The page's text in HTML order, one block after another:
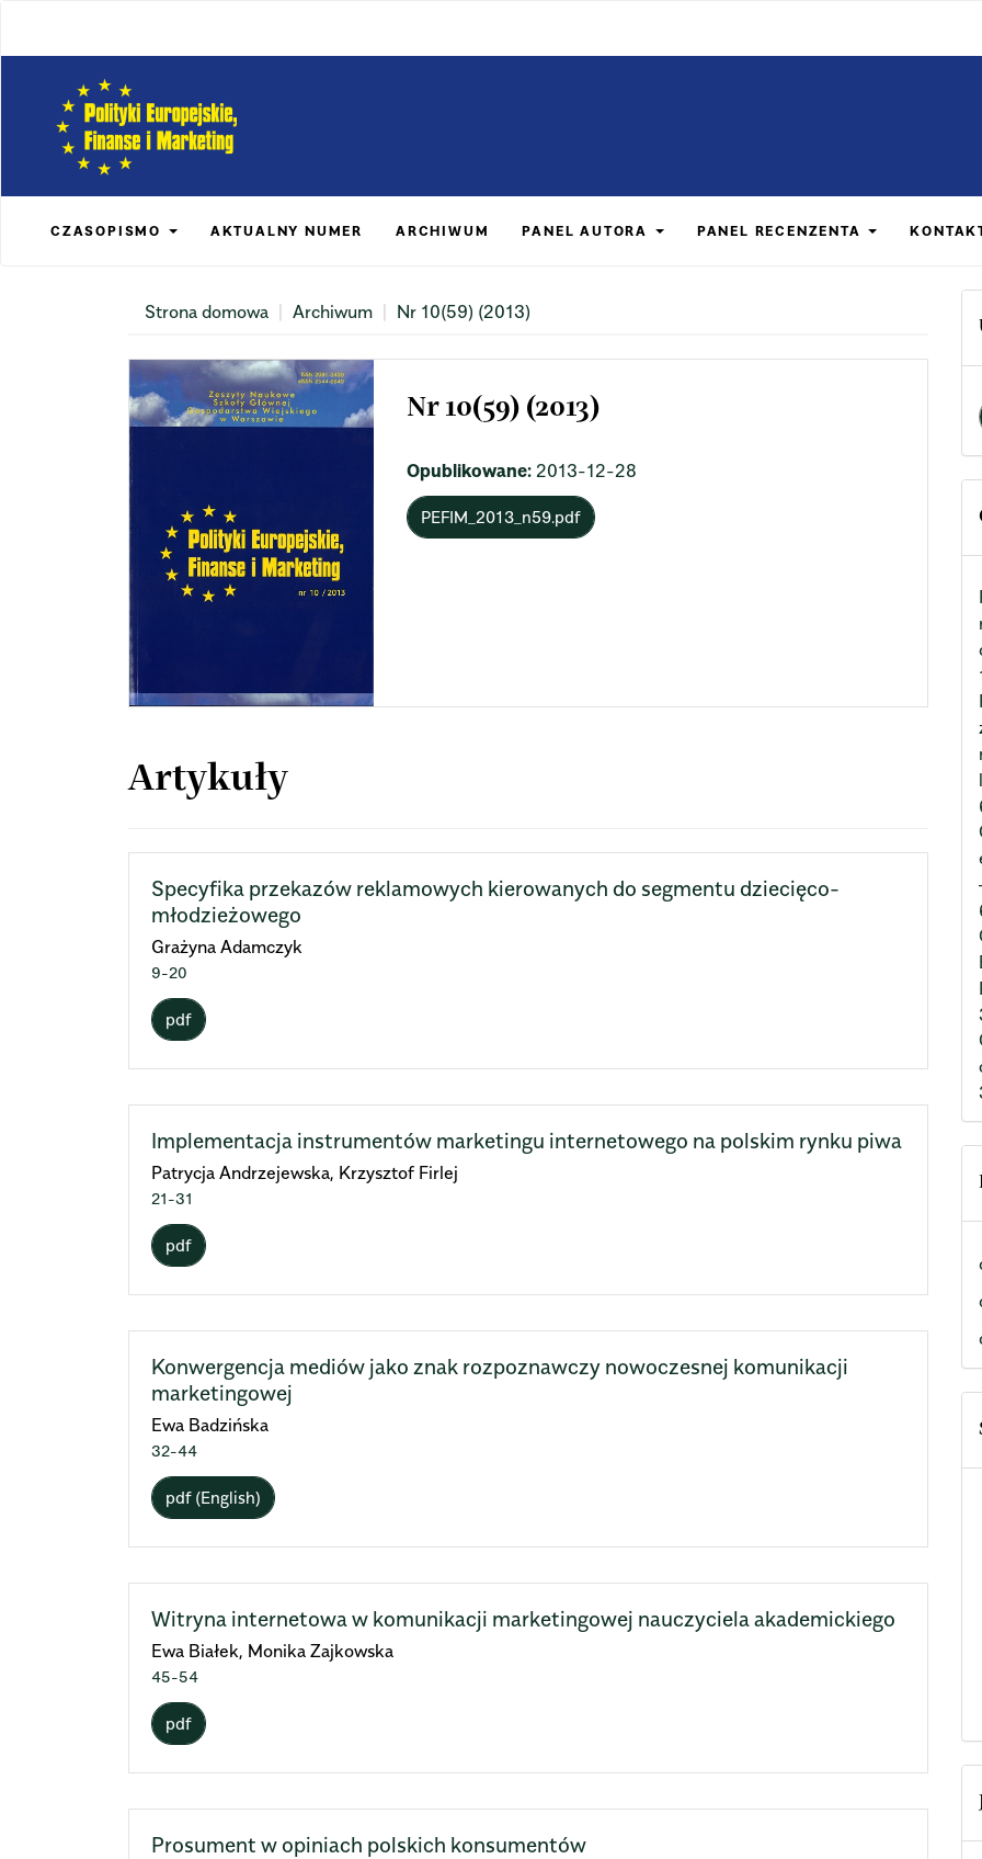
Content
Sidebar
CZASOPISMO AKTUALNY NUMER ARCHIWUM PANEL AUTORA PANEL RECENZENTA
Strona domowa Archiwum Nr 10(59) (2013)
Nr 10(59) (2013)
Opublikowane: 2013-12-28
PEFIM_2013_n59.pdf
Artykuły
Specyfika przekazów reklamowych kierowanych do segmentu dziecięco-
młodzieżowego
Grażyna Adamczyk
9-20
pdf
Implementacja instrumentów marketingu internetowego na polskim rynku piwa
Patrycja Andrzejewska, Krzysztof Firlej
21-31
pdf
Konwergencja mediów jako znak rozpoznawczy nowoczesnej komunikacji
marketingowej
Ewa Badzińska
32-44
pdf (English)
Witryna internetowa w komunikacji marketingowej nauczyciela akademickiego
Ewa Białek, Monika Zajkowska
45-54
pdf
Prosument w opiniach polskich konsumentów